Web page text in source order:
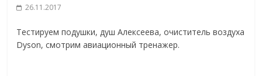
26.11.2017
Тестируем подушки, душ Алексеева, очиститель воздуха
Dyson, смотрим авиационный тренажер.